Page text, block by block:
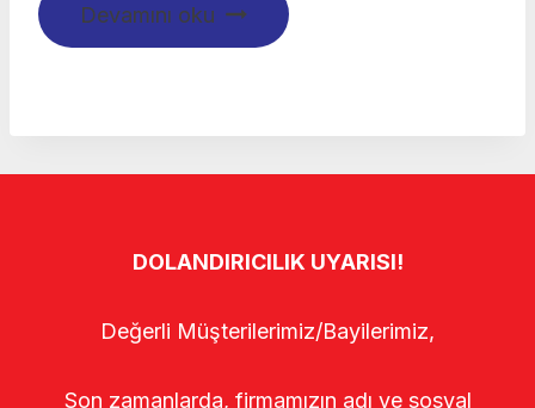
Devamını oku
DOLANDIRICILIK UYARISI!
Değerli Müşterilerimiz/Bayilerimiz,
Son zamanlarda, firmamızın adı ve sosyal